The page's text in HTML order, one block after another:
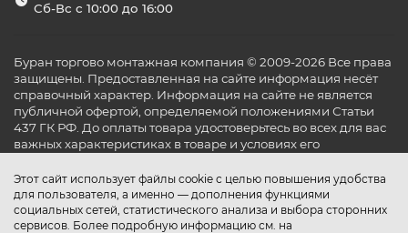
Этот сайт использует файлы cookie с целью повышения удобства
для пользователя, а именно — дополнения функциями
социальных сетей, статистического анализа и выбора сторонних
сервисов. Более подробную информацию см. на
Сб-Вс с 10:00 до 16:00
Буран торгово монтажная компания © 2009-2026 Все права
защищены. Предоставленная на сайте информация несёт
справочный характер. Информация на сайте не является
публичной офертой, определяемой положениями Статьи
437 ГК РФ. До оплаты товара удостоверьтесь во всех для вас
важных характеристиках в товаре и условиях его